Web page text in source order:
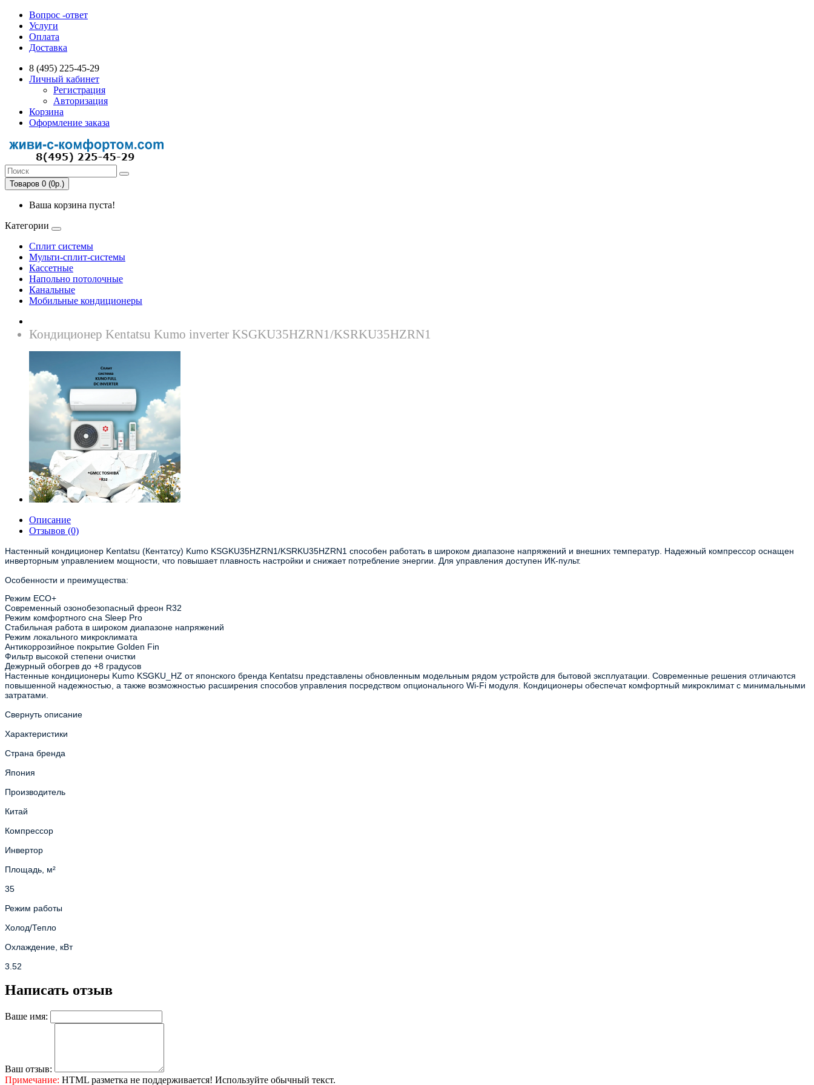
Вопрос -ответ
Услуги
Оплата
Доставка
8 (495) 225-45-29
Личный кабинет
Регистрация
Авторизация
Корзина
Оформление заказа
Товаров 0 (0р.)
Ваша корзина пуста!
Категории
Сплит системы
Мульти-сплит-системы
Кассетные
Напольно потолочные
Канальные
Мобильные кондиционеры
Кондиционер Kentatsu Kumo inverter KSGKU35HZRN1/KSRKU35HZRN1
Описание
Отзывов (0)
Настенный кондиционер Kentatsu (Кентатсу) Kumo KSGKU35HZRN1/KSRKU35HZRN1 способен работать в широком диапазоне напряжений и внешних температур. Надежный компрессор оснащен
инверторным управлением мощности, что повышает плавность настройки и снижает потребление энергии. Для управления доступен ИК-пульт.
Особенности и преимущества:
Режим ECO+
Современный озонобезопасный фреон R32
Режим комфортного сна Sleep Pro
Стабильная работа в широком диапазоне напряжений
Режим локального микроклимата
Антикоррозийное покрытие Golden Fin
Фильтр высокой степени очистки
Дежурный обогрев до +8 градусов
Настенные кондиционеры Kumo KSGKU_HZ от японского бренда Kentatsu представлены обновленным модельным рядом устройств для бытовой эксплуатации. Современные решения отличаются
повышенной надежностью, а также возможностью расширения способов управления посредством опционального Wi-Fi модуля. Кондиционеры обеспечат комфортный микроклимат с минимальными
затратами.
Свернуть описание
Характеристики
Страна бренда
Япония
Производитель
Китай
Компрессор
Инвертор
Площадь, м²
35
Режим работы
Холод/Тепло
Охлаждение, кВт
3.52
Обогрев, кВт
1.1
Написать отзыв
Ваше имя:
Ваш отзыв:
Примечание: HTML разметка не поддерживается! Используйте обычный текст.